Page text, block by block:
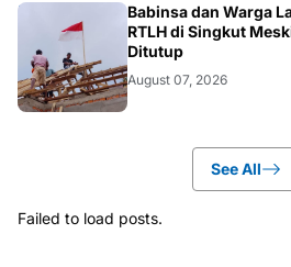
BERITA
Babinsa dan Warga
RTLH di Singkut
Ditutup
August 07, 2026
See All
Failed to load posts.